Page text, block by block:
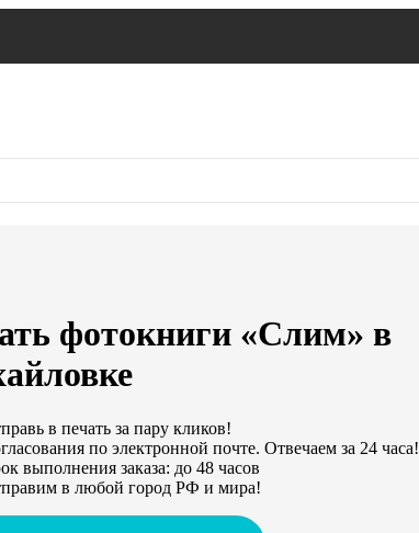
фотокниги «Слим» в
в печать за пару кликов!
по электронной почте. Отвечаем за 24 часа!
выполнения заказа: до 48 часов
в любой город РФ и мира!